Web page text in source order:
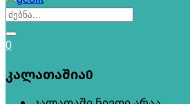
0
კალათაშია0